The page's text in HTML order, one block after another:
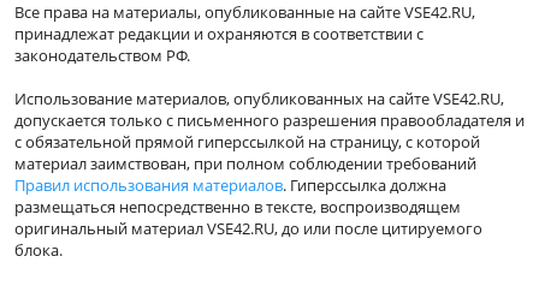
Все права на материалы, опубликованные на сайте VSE42.RU,
принадлежат редакции и охраняются в соответствии с
законодательством РФ.
Использование материалов, опубликованных на сайте VSE42.RU,
допускается только с письменного разрешения правообладателя и
с обязательной прямой гиперссылкой на страницу, с которой
материал заимствован, при полном соблюдении требований
Правил использования материалов. Гиперссылка должна
размещаться непосредственно в тексте, воспроизводящем
оригинальный материал VSE42.RU, до или после цитируемого
блока.